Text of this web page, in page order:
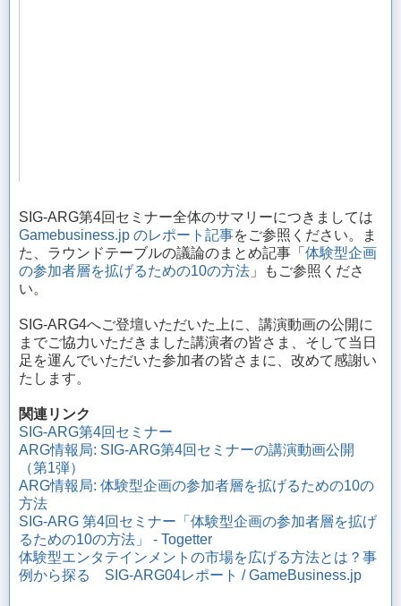
SIG-ARG第4回セミナー全体のサマリーにつきましては
Gamebusiness.jp のレポート記事をご参照ください。ま
た、ラウンドテーブルの議論のまとめ記事「 体験型企画
の参加者層を拡げるための10の方法 」もご参照くださ
い。
SIG-ARG4へご登壇いただいた上に、講演動画の公開に
までご協力いただきました講演者の皆さま、そして当日
足を運んでいただいた参加者の皆さまに、改めて感謝い
たします。
関連リンク
SIG-ARG第4回セミナー
ARG情報局: SIG-ARG第4回セミナーの講演動画公開
（第1弾）
ARG情報局: 体験型企画の参加者層を拡げるための10の
方法
SIG-ARG 第4回セミナー「体験型企画の参加者層を拡げ
るための10の方法」 - Togetter
体験型エンタテインメントの市場を広げる方法とは？事
例から探る SIG-ARG04レポート / GameBusiness.jp